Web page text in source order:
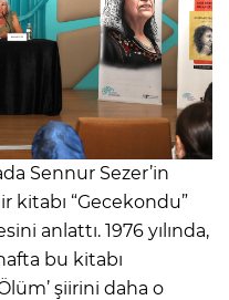
Sennur Sezer’in
kitabı “Gecekondu”
anlattı. 1976 yılında,
bu kitabı
şiirini daha o